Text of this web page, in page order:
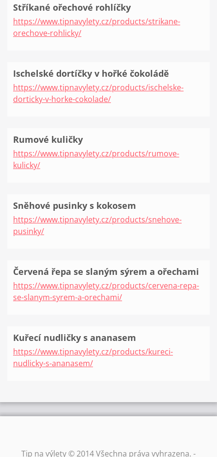
Stříkané ořechové rohlíčky
https://www.tipnavylety.cz/products/strikane-
orechove-rohlicky/
Ischelské dortíčky v hořké čokoládě
https://www.tipnavylety.cz/products/ischelske-
dorticky-v-horke-cokolade/
Rumové kuličky
https://www.tipnavylety.cz/products/rumove-
kulicky/
Sněhové pusinky s kokosem
https://www.tipnavylety.cz/products/snehove-
pusinky/
Červená řepa se slaným sýrem a ořechami
https://www.tipnavylety.cz/products/cervena-repa-
se-slanym-syrem-a-orechami/
Kuřecí nudličky s ananasem
https://www.tipnavylety.cz/products/kureci-
nudlicky-s-ananasem/
Tip na výlety © 2014 Všechna práva vyhrazena. -